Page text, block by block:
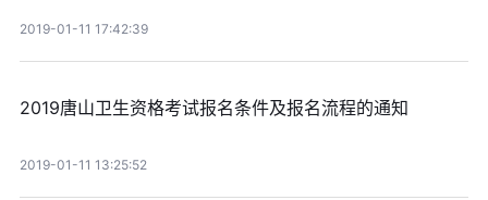
2019-01-11 17:42:39
2019唐山卫生资格考试报名条件及报名流程的通知
2019-01-11 13:25:52